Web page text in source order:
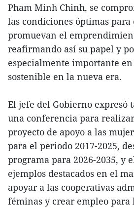
Pham Minh Chinh, se
las condiciones óptimas para
promuevan el
reafirmando así su papel y
especialmente importante
sostenible en la nueva era.
El jefe del Gobierno expresó
una conferencia para
proyecto de apoyo a las
para el periodo 2017-2025,
programa para 2026-2035, y
ejemplos destacados en el
apoyar a las cooperativas
féminas y crear empleo para